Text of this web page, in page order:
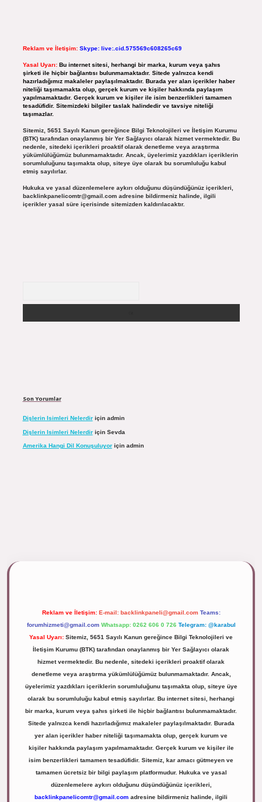
Reklam ve İletişim: Skype: live:.cid.575569c608265c69
Yasal Uyarı: Bu internet sitesi, herhangi bir marka, kurum veya şahıs
şirketi ile hiçbir bağlantısı bulunmamaktadır. Sitede yalnızca kendi
hazırladığımız makaleler paylaşılmaktadır. Burada yer alan içerikler haber
niteliği taşımamakta olup, gerçek kurum ve kişiler hakkında paylaşım
yapılmamaktadır. Gerçek kurum ve kişiler ile isim benzerlikleri tamamen
tesadüfidir. Sitemizdeki bilgiler taslak halindedir ve tavsiye niteliği
taşımazlar.
Sitemiz, 5651 Sayılı Kanun gereğince Bilgi Teknolojileri ve İletişim Kurumu
(BTK) tarafından onaylanmış bir Yer Sağlayıcı olarak hizmet vermektedir. Bu
nedenle, sitedeki içerikleri proaktif olarak denetleme veya araştırma
yükümlülüğümüz bulunmamaktadır. Ancak, üyelerimiz yazdıkları içeriklerin
sorumluluğunu taşımakta olup, siteye üye olarak bu sorumluluğu kabul
etmiş sayılırlar.
Hukuka ve yasal düzenlemelere aykırı olduğunu düşündüğünüz içerikleri,
backlinkpanelicomtr@gmail.comadresine bildirmeniz halinde, ilgili
içerikler yasal süre içerisinde sitemizden kaldırılacaktır.
Son Yorumlar
Dişlerin Isimleri Nelerdiriçin admin
Dişlerin Isimleri Nelerdiriçin Sevda
Amerika Hangi Dil Konuşuluyoriçin admin
Reklam ve İletişim: E-mail: backlinkpaneli@gmail.com Teams:
forumhizmeti@gmail.com Whatsapp: 0262 606 0 726 Telegram: @karabul
Yasal Uyarı: Sitemiz, 5651 Sayılı Kanun gereğince Bilgi Teknolojileri ve
İletişim Kurumu (BTK) tarafından onaylanmış bir Yer Sağlayıcı olarak
hizmet vermektedir. Bu nedenle, sitedeki içerikleri proaktif olarak
denetleme veya araştırma yükümlülüğümüz bulunmamaktadır. Ancak,
üyelerimiz yazdıkları içeriklerin sorumluluğunu taşımakta olup, siteye üye
olarak bu sorumluluğu kabul etmiş sayılırlar. Bu internet sitesi, herhangi
bir marka, kurum veya şahıs şirketi ile hiçbir bağlantısı bulunmamaktadır.
Sitede yalnızca kendi hazırladığımız makaleler paylaşılmaktadır. Burada
yer alan içerikler haber niteliği taşımamakta olup, gerçek kurum ve
kişiler hakkında paylaşım yapılmamaktadır. Gerçek kurum ve kişiler ile
isim benzerlikleri tamamen tesadüfidir. Sitemiz, kar amacı gütmeyen ve
tamamen ücretsiz bir bilgi paylaşım platformudur. Hukuka ve yasal
düzenlemelere aykırı olduğunu düşündüğünüz içerikleri,
backlinkpanelicomtr@gmail.com adresine bildirmeniz halinde, ilgili